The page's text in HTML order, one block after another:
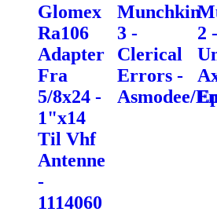
Glomex
Ra106
Adapter
Fra
5/8x24 -
1"x14
Til Vhf
Antenne
-
1114060
Munchkin
3 -
Clerical
Errors -
Asmodee/
2 -